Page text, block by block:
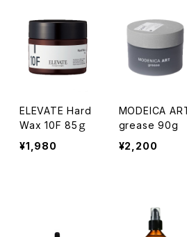
ELEVATE Hard
Wax 10F 85ｇ
¥1,980
MODEICA
grease 90g
¥2,200